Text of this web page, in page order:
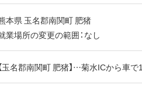
本県 玉名郡南関町 肥猪
業場所の変更の範囲：なし
玉名郡南関町 肥猪】…菊水ICから車で